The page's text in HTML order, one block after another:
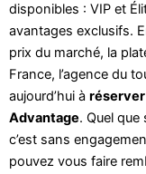
disponibles : VIP et
avantages exclusifs.
prix du marché, la
France, l’agence du
aujourd’hui à réserver
Advantage. Quel que
c’est sans
pouvez vous faire